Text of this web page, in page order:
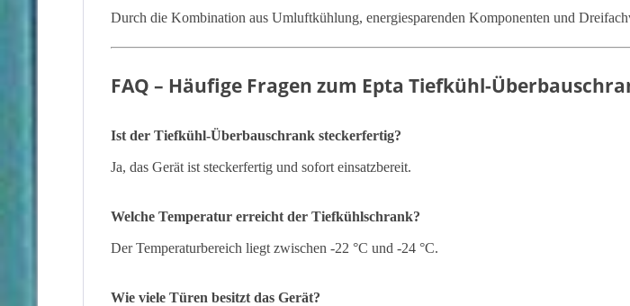
Durch die Kombination aus Umluftkühlung, energiesparenden Komponenten und
FAQ – Häufige Fragen zum Epta Tiefkühl-
Ist der Tiefkühl-Überbauschrank steckerfertig?
Ja, das Gerät ist steckerfertig und sofort einsatzbereit.
Welche Temperatur erreicht der Tiefkühlschrank?
Der Temperaturbereich liegt zwischen -22 °C und -24 °C.
Wie viele Türen besitzt das Gerät?